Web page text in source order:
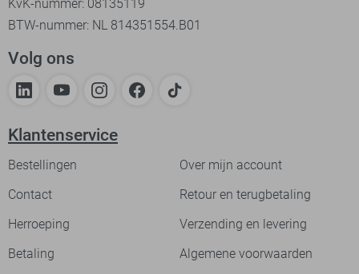
KvK-nummer: 08135119
BTW-nummer: NL 814351554.B01
Volg ons
Klantenservice
Bestellingen
Over mijn account
Contact
Retour en terugbetaling
Herroeping
Verzending en levering
Betaling
Algemene voorwaarden